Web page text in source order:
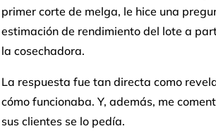
primer corte de melga, le hice una
estimación de rendimiento del lote a
la cosechadora.
La respuesta fue tan directa como
cómo funcionaba. Y, además, me
sus clientes se lo pedía.